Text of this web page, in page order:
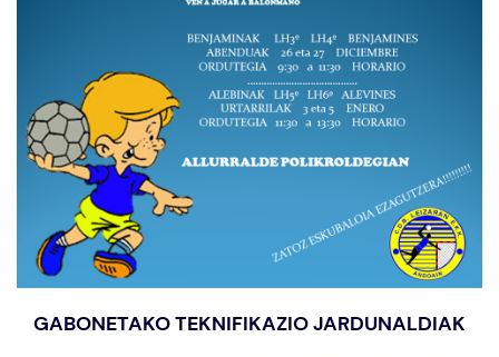
GABONETAKO TEKNIFIKAZIO JARDUNALDIAK